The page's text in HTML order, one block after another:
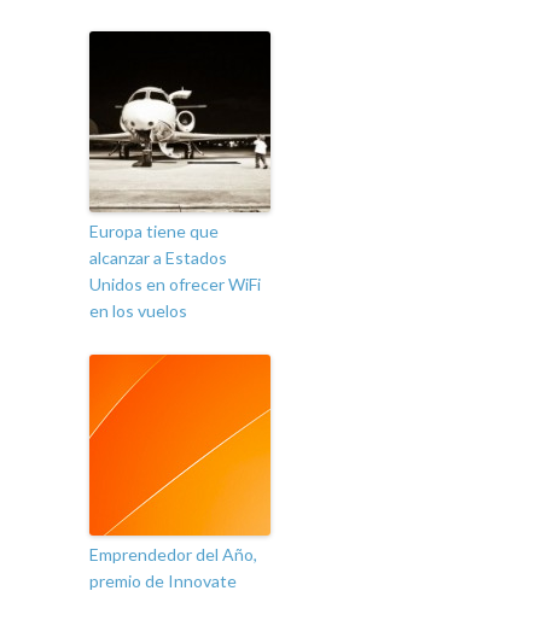
Europa tiene que
alcanzar a Estados
Unidos en ofrecer WiFi
en los vuelos
Emprendedor del Año,
premio de Innovate